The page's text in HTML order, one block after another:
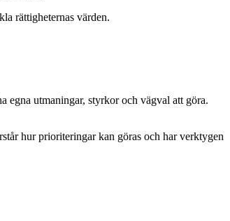
rättigheternas värden.
egna utmaningar, styrkor och vägval att göra.
hur prioriteringar kan göras och har verktygen